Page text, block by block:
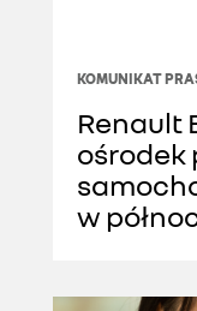
KOMUNIKAT
Renault
ośrodek
w